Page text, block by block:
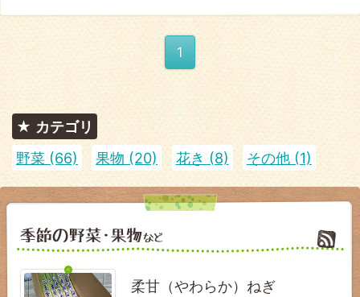
1
カテゴリ
野菜 (66)
果物 (20) 花き (8) その他 (1)
柔甘（やわらか）ねぎ